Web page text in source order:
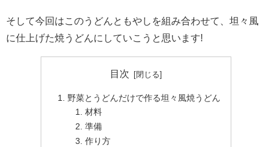
そして今回はこのうどんともやしを組み合わせて、坦々風
に仕上げた焼うどんにしていこうと思います!
目次
野菜とうどんだけで作る坦々風焼うどん
材料
準備
作り方